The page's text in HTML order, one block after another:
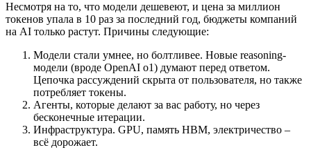
Несмотря на то, что модели дешевеют, и цена за миллион
токенов упала в 10 раз за последний год, бюджеты компаний
на AI только растут. Причины следующие:
Модели стали умнее, но болтливее. Новые reasoning-
модели (вроде OpenAI o1) думают перед ответом.
Цепочка рассуждений скрыта от пользователя, но также
потребляет токены.
Агенты, которые делают за вас работу, но через
бесконечные итерации.
Инфраструктура. GPU, память HBM, электричество –
всё дорожает.